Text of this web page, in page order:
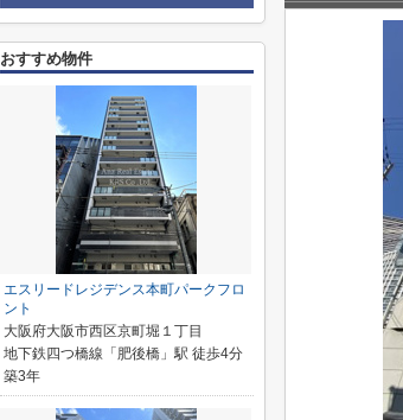
おすすめ物件
エスリードレジデンス本町パークフロ
ント
大阪府大阪市西区京町堀１丁目
地下鉄四つ橋線「肥後橋」駅 徒歩4分
築3年